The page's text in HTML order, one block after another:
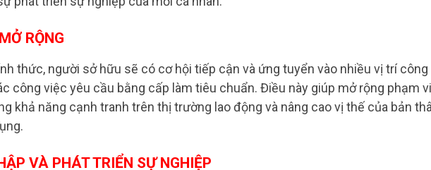
RỘNG
thức, người sở hữu sẽ có cơ hội tiếp cận và ứng tuyển vào nhiều vị trí công
công việc yêu cầu bằng cấp làm tiêu chuẩn. Điều này giúp mở rộng phạm vi
khả năng cạnh tranh trên thị trường lao động và nâng cao vị thế của bản
VÀ PHÁT TRIỂN SỰ NGHIỆP